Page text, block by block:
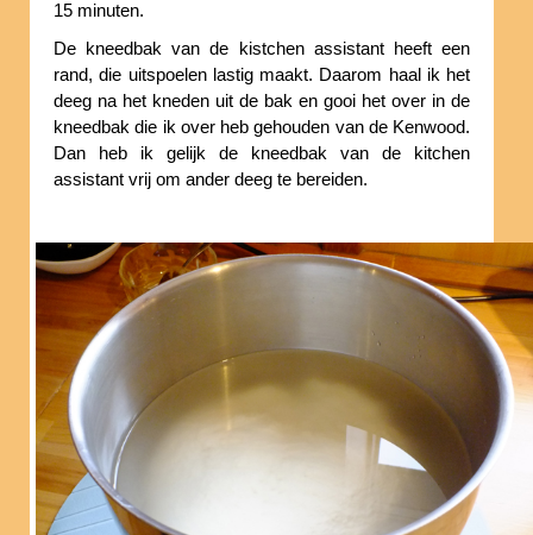
15 minuten.
De kneedbak van de kistchen assistant heeft een
rand, die uitspoelen lastig maakt. Daarom haal ik het
deeg na het kneden uit de bak en gooi het over in de
kneedbak die ik over heb gehouden van de Kenwood.
Dan heb ik gelijk de kneedbak van de kitchen
assistant vrij om ander deeg te bereiden.